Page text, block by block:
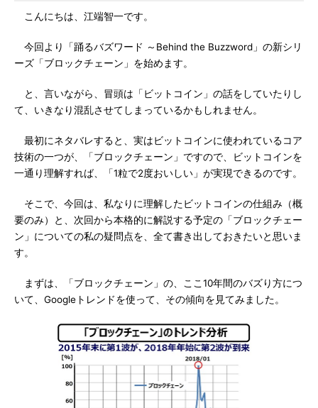
こんにちは、江端智一です。
今回より「踊るバズワード ～Behind the Buzzword」の新シリ
ーズ「ブロックチェーン」を始めます。
と、言いながら、冒頭は「ビットコイン」の話をしていたりし
て、いきなり混乱させてしまっているかもしれません。
最初にネタバレすると、実はビットコインに使われているコア
技術の一つが、「ブロックチェーン」ですので、ビットコインを
一通り理解すれば、「1粒で2度おいしい」が実現できるのです。
そこで、今回は、私なりに理解したビットコインの仕組み（概
要のみ）と、次回から本格的に解説する予定の「ブロックチェー
ン」についての私の疑問点を、全て書き出しておきたいと思いま
す。
まずは、「ブロックチェーン」の、ここ10年間のバズり方につ
いて、Googleトレンドを使って、その傾向を見てみました。